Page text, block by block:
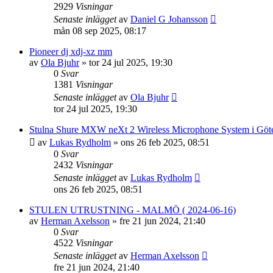
2929 Visningar
Senaste inläggetav Daniel G Johansson
mån 08 sep 2025, 08:17
Pioneer dj xdj-xz mm
av Ola Bjuhr» tor 24 jul 2025, 19:30
0 Svar
1381 Visningar
Senaste inläggetav Ola Bjuhr
tor 24 jul 2025, 19:30
Stulna Shure MXW neXt 2 Wireless Microphone System i
av Lukas Rydholm » ons 26 feb 2025, 08:51
0 Svar
2432 Visningar
Senaste inläggetav Lukas Rydholm
ons 26 feb 2025, 08:51
STULEN UTRUSTNING - MALMÖ ( 2024-06-16)
av Herman Axelsson » fre 21 jun 2024, 21:40
0 Svar
4522 Visningar
Senaste inläggetav Herman Axelsson
fre 21 jun 2024, 21:40